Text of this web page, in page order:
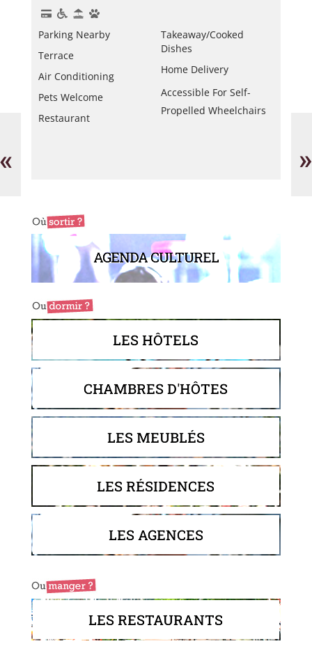
« »
Parking Nearby
Terrace
Air Conditioning
Pets Welcome
Restaurant
Takeaway/cooked
Dishes
Home Delivery
Accessible For Self-
Propelled Wheelchairs
AGENDA CULTUREL
LES HÔTELS
CHAMBRES D'HÔTES
LES MEUBLÉS
LES RÉSIDENCES
LES AGENCES
LES RESTAURANTS